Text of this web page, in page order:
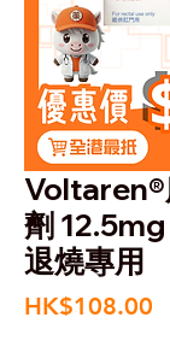
Voltaren®
劑
退燒專用
HK$108.00